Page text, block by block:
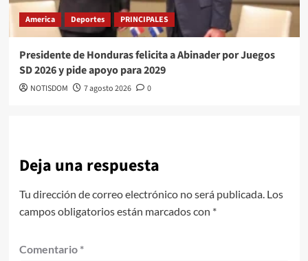
America Deportes PRINCIPALES
Presidente de Honduras felicita a Abinader por Juegos
SD 2026 y pide apoyo para 2029
NOTISDOM 7 agosto 2026 0
Deja una respuesta
Tu dirección de correo electrónico no será publicada. Los
campos obligatorios están marcados con *
Comentario *